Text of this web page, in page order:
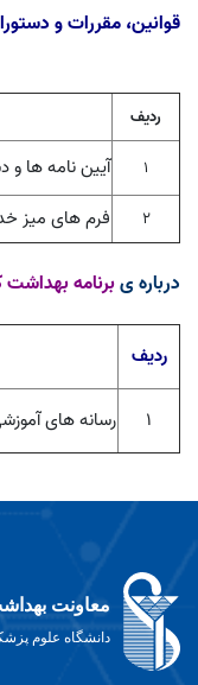
قوانین، مقررات و
ردیف
1 آیین نامه ها و
2 فرم های میز
درباره یبرنامه
ردیف
۱ رسانه های
معاونت
دانشگاه علوم